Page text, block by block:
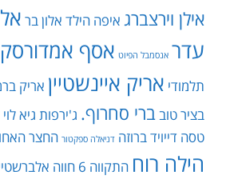
אילן וירצברג איפה הילד אלון בר
עדר אנסמבל הפיוט אסף
תלמודי אריק איינשטיין אריק
בציר טובברי סחרוף. ג'ירפות גיא לוי
טסה דייויד ברוזה דניאלה ספקטור החצר
הילה רוח התקווה 6 חווה